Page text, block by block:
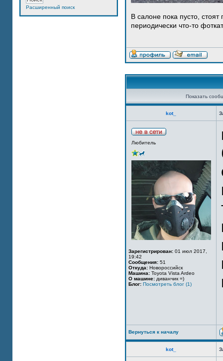
Расширенный поиск
В салоне пока пусто,
периодически что-то
Показать
kot_
Любитель
Зарегистрирован: 01 июл 2017,
19:42
Сообщения: 51
Откуда: Новороссийск
Машина: Toyota Vista Ardeo
О машине: диванчик =)
Блог: Посмотреть блог (1)
Вернуться к началу
kot_